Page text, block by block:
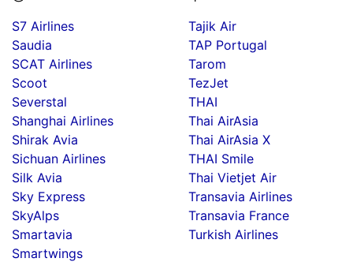
S7 Airlines
Saudia
SCAT Airlines
Scoot
Severstal
Shanghai Airlines
Shirak Avia
Sichuan Airlines
Silk Avia
Sky Express
SkyAlps
Smartavia
Smartwings
Tajik Air
TAP Portugal
Tarom
TezJet
THAI
Thai AirAsia
Thai AirAsia X
THAI Smile
Thai Vietjet Air
Transavia Airlines
Transavia France
Turkish Airlines